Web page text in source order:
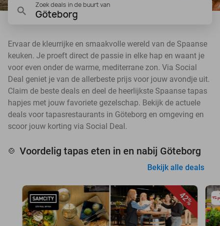
Zoek deals in de buurt van
Göteborg
Ervaar de kleurrijke en smaakvolle wereld van de Spaanse
keuken. Je proeft direct de passie in elke hap en waant je
voor even onder de warme, mediterrane zon. Via Social
Deal geniet je van de allerbeste prijs voor jouw avondje uit.
Claim de beste deals en deel de heerlijkste Spaanse tapas
hapjes met jouw favoriete gezelschap. Bekijk de actuele
deals voor tapasrestaurants in Göteborg en omgeving en
scoor jouw korting via Social Deal.
🍲 Voordelig tapas eten in en nabij Göteborg
Bekijk alle deals
42%